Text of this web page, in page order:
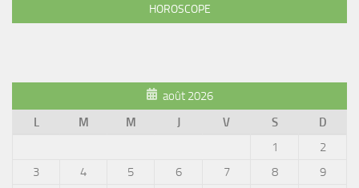
HOROSCOPE
août 2026
L
M M J V S
D
1
2
3
4 5 6 7 8
9